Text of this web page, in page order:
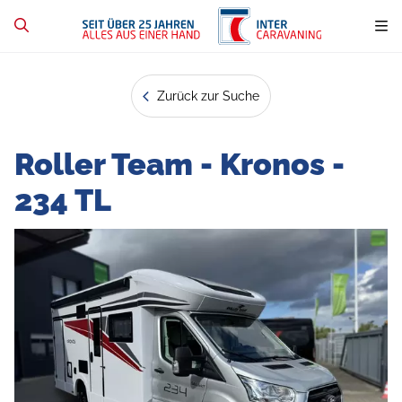
Zurück zur Suche
Roller Team - Kronos -
234 TL